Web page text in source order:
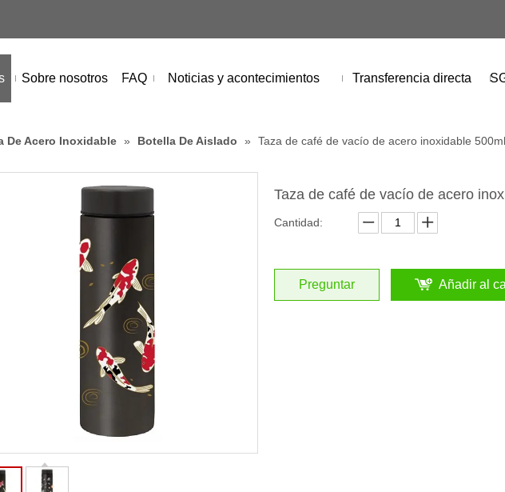
Sobre nosotros FAQ Noticias y acontecimientos Transferencia directa
De Acero Inoxidable » Botella De Aislado » Taza de café de vacío de acero inoxidable 500ml
Taza de café de vacío de acero
Cantidad:
Preguntar Añadir al